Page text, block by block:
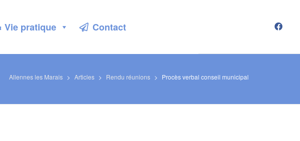
Vie pratique Contact
Allennes les Marais > Articles > Rendu réunions > Procès verbal conseil municipal